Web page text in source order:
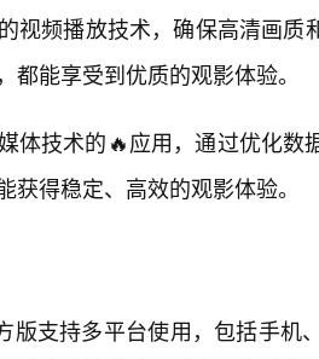
视频播放技术，确保高清画质
都能享受到优质的观影体验。
体技术的🔥应用，通过优化数
获得稳定、高效的观影体验。
版支持多平台使用，包括手机